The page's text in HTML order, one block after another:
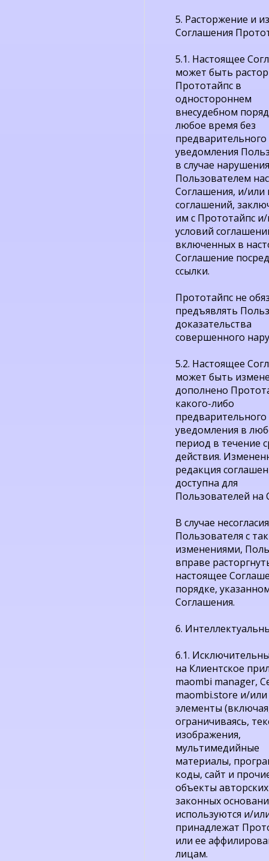
5. Расторжение и
Соглашения
5.1. Настоящее
может быть
Прототайпс в
одностороннем
внесудебном
любое время без
предварительного
уведомления
в случае нарушения
Пользователем
Соглашения, и/или
соглашений,
им с Прототайпс
условий
включенных в
Соглашение
ссылки.
Прототайпс не
предъявлять
доказательства
совершенного
5.2. Настоящее
может быть
дополнено
какого-либо
предварительного
уведомления в
период в течение
действия.
редакция
доступна для
Пользователей на
В случае несогласия
Пользователя с
изменениями,
вправе
настоящее
порядке,
Соглашения.
6.
6.1.
на Клиентское
maombi manager,
maombi.store и/или
элементы
ограничиваясь,
изображения,
мультимедийные
материалы,
коды, сайт и
объекты
законных
используются и/
принадлежат
или ее
лицам.